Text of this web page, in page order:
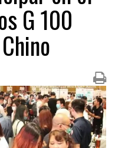
G 100